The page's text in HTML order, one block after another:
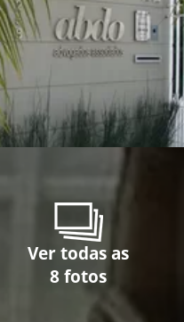
Ver todas as
8 fotos
Ver todas as
8 fotos
Ver todas as
8 fotos
Ver todas as
8 fotos
Ver todas as
8 fotos
Ver todas as
8 fotos
Ver todas as
8 fotos
Ver todas as
8 fotos